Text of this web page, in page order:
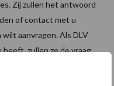
Zij zullen het antwoord
of contact met u
aanvragen. Als DLV
zullen ze de vraag
Natuur en